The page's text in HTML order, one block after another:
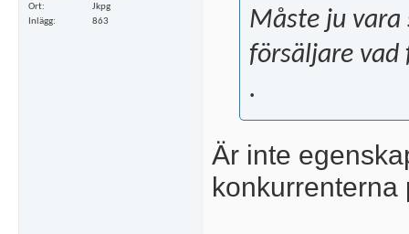
Ort
Jkpg
Inlägg
863
Måste ju vara
försäljare vad
.
Är inte